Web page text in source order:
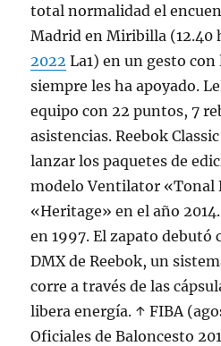
total normalidad el
Madrid en Miribilla (12.40
2022 La1) en un gesto
siempre les ha apoyado.
equipo con 22 puntos, 7
asistencias. Reebok
lanzar los paquetes de
modelo Ventilator «Tonal
«Heritage» en el año
en 1997. El zapato debutó
DMX de Reebok, un
corre a través de las
libera energía. ↑ FIBA
Oficiales de Baloncesto